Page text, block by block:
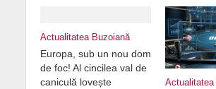
Actualitatea Buzoiană
Europa, sub un nou dom
de foc! Al cincilea val de
caniculă lovește
Actualitatea